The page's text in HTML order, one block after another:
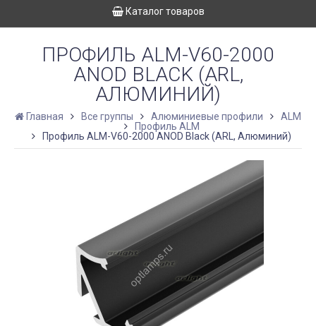
Каталог товаров
ПРОФИЛЬ ALM-V60-2000
ANOD BLACK (ARL,
АЛЮМИНИЙ)
Главная Все группы Алюминиевые профили
ALM
Профиль ALM
Профиль ALM-V60-2000 ANOD Black (ARL, Алюминий)